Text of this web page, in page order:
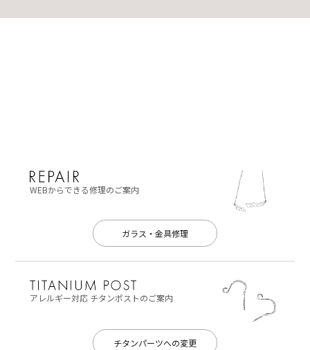
WEBからできる修理のご案内
ガラス・金具修理
アレルギー対応チタンポストのご案内
チタンパーツへの変更